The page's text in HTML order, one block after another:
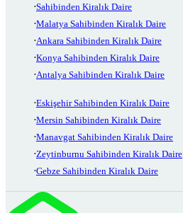
Sahibinden Kiralık Daire
Malatya Sahibinden Kiralık Daire
Ankara Sahibinden Kiralık Daire
Konya Sahibinden Kiralık Daire
Antalya Sahibinden Kiralık Daire
Eskişehir Sahibinden Kiralık Daire
Mersin Sahibinden Kiralık Daire
Manavgat Sahibinden Kiralık Daire
Zeytinburnu Sahibinden Kiralık Daire
Gebze Sahibinden Kiralık Daire